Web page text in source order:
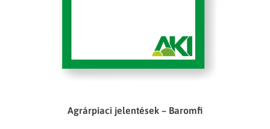
Agrárpiaci jelentések – Baromfi